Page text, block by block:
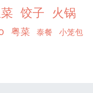
饺子 火锅
粤菜 泰餐
小笼包